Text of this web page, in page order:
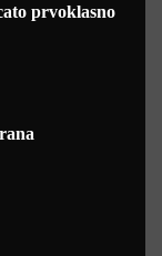
prvoklasno